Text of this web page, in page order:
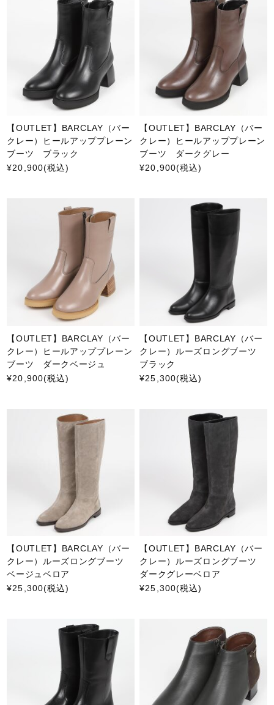
【OUTLET】BARCLAY（バー
クレー）ヒールアッププレーン
ブーツ ブラック
¥20,900(税込)
【OUTLET】BARCLAY（バー
クレー）ヒールアッププレーン
ブーツ ダークグレー
¥20,900(税込)
【OUTLET】BARCLAY（バー
クレー）ヒールアッププレーン
ブーツ ダークベージュ
¥20,900(税込)
【OUTLET】BARCLAY（バー
クレー）ルーズロングブーツ
ブラック
¥25,300(税込)
【OUTLET】BARCLAY（バー
クレー）ルーズロングブーツ
ベージュベロア
¥25,300(税込)
【OUTLET】BARCLAY（バー
クレー）ルーズロングブーツ
ダークグレーベロア
¥25,300(税込)